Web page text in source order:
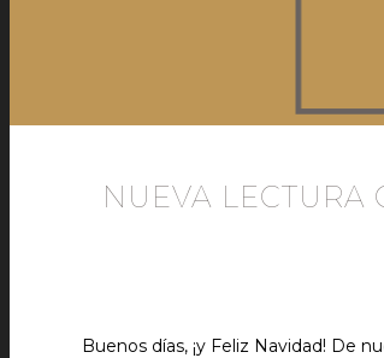
NUEVA
Buenos días, ¡y Feliz Navidad! De